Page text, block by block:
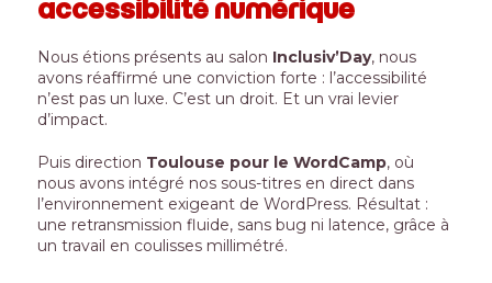
accessibilité numérique
Nous étions présents au salon Inclusiv’Day, nous
avons réaffirmé une conviction forte : l’accessibilité
n’est pas un luxe. C’est un droit. Et un vrai levier
d’impact.
Puis direction Toulouse pour le WordCamp, où
nous avons intégré nos sous-titres en direct dans
l’environnement exigeant de WordPress. Résultat :
une retransmission fluide, sans bug ni latence, grâce à
un travail en coulisses millimétré.